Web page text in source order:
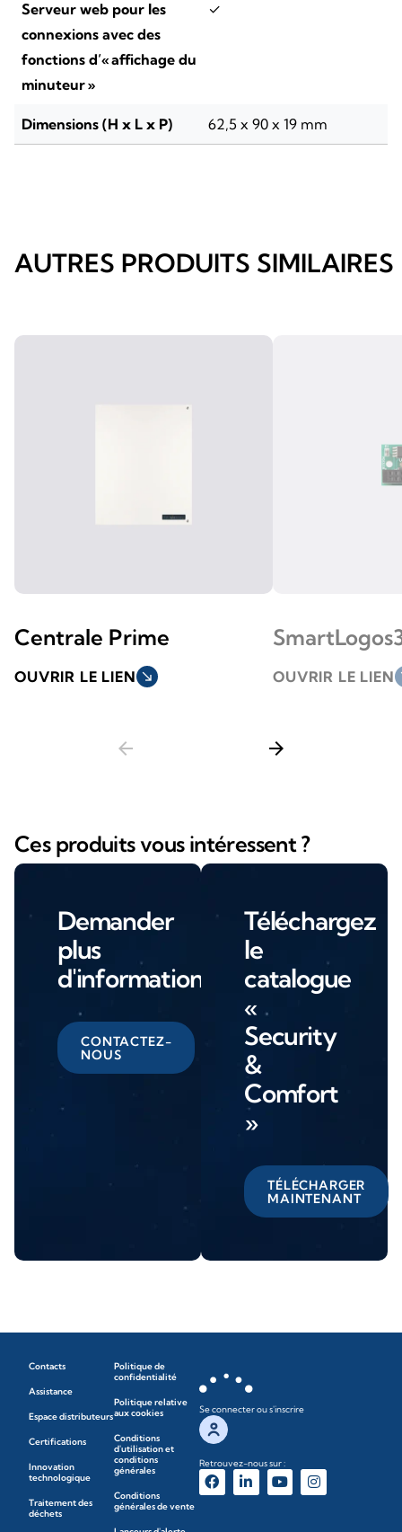
Serveur web pour les
connexions avec des
fonctions d’« affichage du
minuteur »
✓
Dimensions (H x L x P) 62,5 x 90 x 19 mm
AUTRES PRODUITS SIMILAIRES
Centrale Prime
OUVRIR LE LIEN south_east OUVRIR LE LIEN
arrow_back arrow_forward
Ces produits vous intéressent ?
Demander
plus
d'informations
CONTACTEZ-
NOUS
Téléchargez
le
catalogue
«
Security
&
Comfort
»
TÉLÉCHARGER
MAINTENANT
Contacts
Assistance
Espace distributeurs
Certifications
Innovation
technologique
Traitement des
déchets
Politique de
confidentialité
Politique relative
aux cookies
Conditions
d'utilisation et
conditions
générales
Conditions
générales de vente
Se connecter ou s'inscrire
Retrouvez-nous sur :